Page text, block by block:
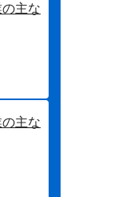
主な
主な